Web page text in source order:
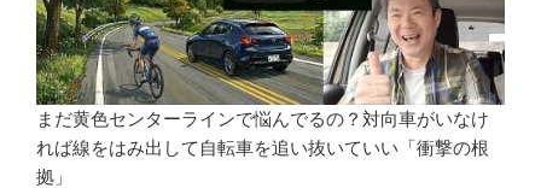
まだ黄色センターラインで悩んでるの？対向車がいなけ
れば線をはみ出して自転車を追い抜いていい「衝撃の根
拠」